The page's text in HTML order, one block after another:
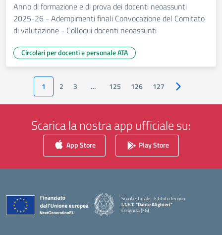
Anno di formazione e di prova dei docenti neoassunti
2025-26 - Adempimenti finali Convocazione del Comitato
di valutazione - Colloqui docenti neoassunti
Circolari per docenti e personale ATA
1 2 3 … 125 126 127 Pagina
Scarica la nostra app ufficiale su:
App Store Play Store
Scuola statale - Istituto Tecnico
I.T.E.T. "Dante Alighieri"
Cerignola (FG)
— Visita la pagina iniziale della scuola